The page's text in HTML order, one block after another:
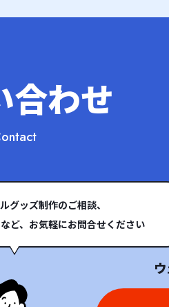
合わせ
グッズ制作のご相談、
ど、お気軽にお問合せください